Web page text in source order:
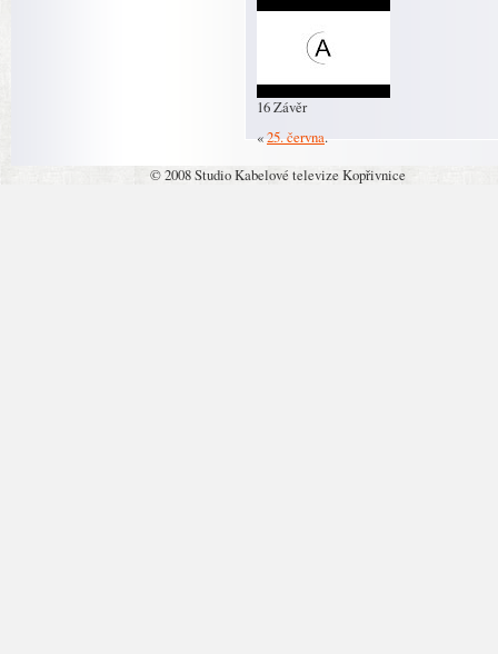
16 Závěr
«25. června.
© 2008 Studio Kabelové televize Kopřivnice